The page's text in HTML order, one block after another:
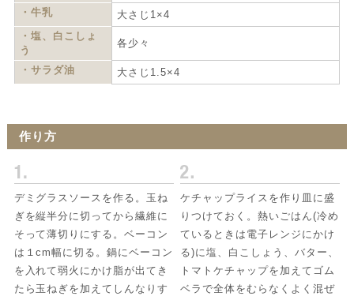
・牛乳
大さじ1×4
・塩、白こしょ
う
各少々
・サラダ油 大さじ1.5×4
作り方
デミグラスソースを作る。玉ね
ぎを縦半分に切ってから繊維に
そって薄切りにする。ベーコン
は１cm幅に切る。鍋にベーコン
を入れて弱火にかけ脂が出てき
たら玉ねぎを加えてしんなりす
ケチャップライスを作り皿に盛
りつけておく。熱いごはん(冷め
ているときは電子レンジにかけ
る)に塩、白こしょう、バター、
トマトケチャップを加えてゴム
ベラで全体をむらなくよく混ぜ